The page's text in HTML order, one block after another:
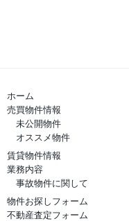
ホーム
売買物件情報
未公開物件
オススメ物件
賃貸物件情報
業務内容
事故物件に関して
物件お探しフォーム
不動産査定フォーム